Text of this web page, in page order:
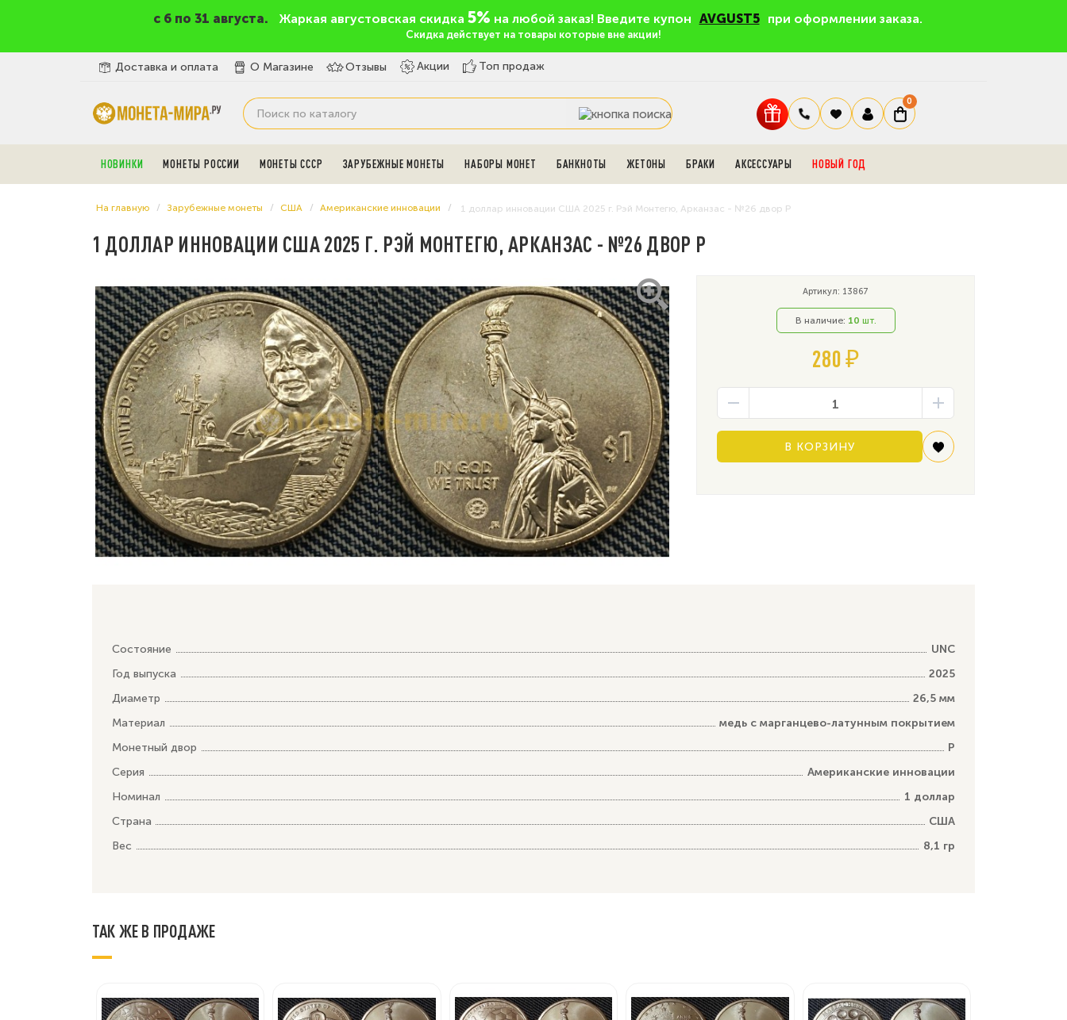
c 6 по 31 августа. Жаркая августовская скидка 5% на любой заказ! Введите купон AVGUST5 при оформлении заказа.
Скидка действует на товары которые вне акции!
Доставка и оплата О Магазине Отзывы Акции Топ продаж
0
НОВИНКИ МОНЕТЫ РОССИИ МОНЕТЫ СССР ЗАРУБЕЖНЫЕ МОНЕТЫ НАБОРЫ МОНЕТ БАНКНОТЫ ЖЕТОНЫ БРАКИ АКСЕССУАРЫ НОВЫЙ ГОД
На главную Зарубежные монеты США Американские инновации 1 доллар инновации США 2025 г. Рэй Монтегю, Арканзас - №26 двор P
1 ДОЛЛАР ИННОВАЦИИ США 2025 Г. РЭЙ МОНТЕГЮ, АРКАНЗАС - №26 ДВОР P
Артикул: 13867
В наличие: 10 шт.
280 ₽
В КОРЗИНУ
Состояние
UNC
Год выпуска
2025
Диаметр
26,5 мм
Материал
медь с марганцево-латунным покрытием
Монетный двор
P
Серия
Американские инновации
Номинал
1 доллар
Страна
США
Вес
8,1 гр
ТАК ЖЕ В ПРОДАЖЕ